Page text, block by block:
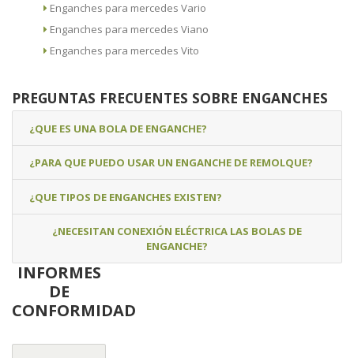
Enganches para mercedes Vario
Enganches para mercedes Viano
Enganches para mercedes Vito
PREGUNTAS FRECUENTES SOBRE ENGANCHES
¿QUE ES UNA BOLA DE ENGANCHE?
¿PARA QUE PUEDO USAR UN ENGANCHE DE REMOLQUE?
¿QUE TIPOS DE ENGANCHES EXISTEN?
¿NECESITAN CONEXIÓN ELÉCTRICA LAS BOLAS DE
ENGANCHE?
INFORMES
DE
CONFORMIDAD